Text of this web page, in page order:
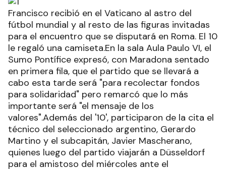
Francisco recibió en el Vaticano al astro del
fútbol mundial y al resto de las figuras invitadas
para el encuentro que se disputará en Roma. El 10
le regaló una camiseta.En la sala Aula Paulo VI, el
Sumo Pontífice expresó, con Maradona sentado
en primera fila, que el partido que se llevará a
cabo esta tarde será "para recolectar fondos
para solidaridad" pero remarcó que lo más
importante será "el mensaje de los
valores".Además del '10', participaron de la cita el
técnico del seleccionado argentino, Gerardo
Martino y el subcapitán, Javier Mascherano,
quienes luego del partido viajarán a Düsseldorf
para el amistoso del miércoles ante el